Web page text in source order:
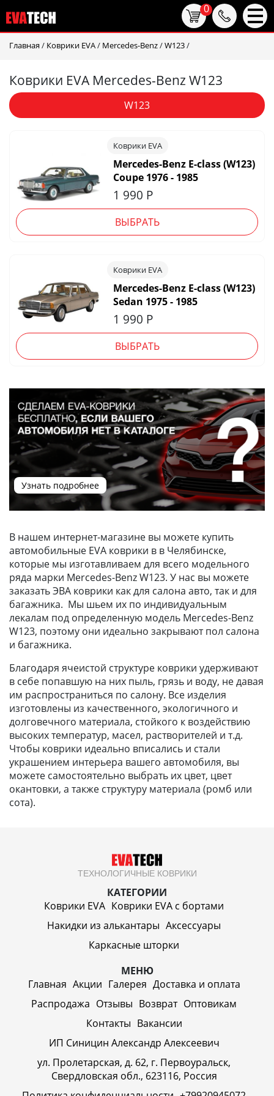
Главная / Коврики EVA/ Mercedes-Benz/W123/
Коврики EVA Mercedes-Benz W123
W123
Коврики EVA
Mercedes-Benz E-class (W123)
Coupe 1976 - 1985
1 990 Р
ВЫБРАТЬ
Коврики EVA
Mercedes-Benz E-class (W123)
Sedan 1975 - 1985
1 990 Р
ВЫБРАТЬ
Узнать подробнее
В нашем интернет-магазине вы можете купить
автомобильные EVA коврики в в Челябинске,
которые мы изготавливаем для всего модельного
ряда марки Mercedes-Benz W123. У нас вы можете
заказать ЭВА коврики как для салона авто, так и для
багажника. Мы шьем их по индивидуальным
лекалам под определенную модель Mercedes-Benz
W123, поэтому они идеально закрывают пол салона
и багажника.
Благодаря ячеистой структуре коврики удерживают
в себе попавшую на них пыль, грязь и воду, не давая
им распространиться по салону. Все изделия
изготовлены из качественного, экологичного и
долговечного материала, стойкого к воздействию
высоких температур, масел, растворителей и т.д.
Чтобы коврики идеально вписались и стали
украшением интерьера вашего автомобиля, вы
можете самостоятельно выбрать их цвет, цвет
окантовки, а также структуру материала (ромб или
сота).
ТЕХНОЛОГИЧНЫЕ КОВРИКИ
КАТЕГОРИИ
Коврики EVA Коврики EVA c бортами
Накидки из алькантары Аксессуары
Каркасные шторки
МЕНЮ
Главная Акции Галерея Доставка и оплата
Распродажа Отзывы Возврат Оптовикам
Контакты Вакансии
ИП Синицин Александр Алексеевич
ул. Пролетарская, д. 62, г. Первоуральск,
Свердловская обл., 623116, Россия
0